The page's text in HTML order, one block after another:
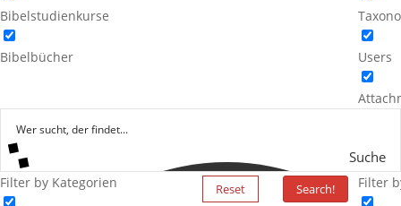
Bibelstudienkurse
Bibelbücher Users
Suche
Filter by Kategorien Reset Search! Filter